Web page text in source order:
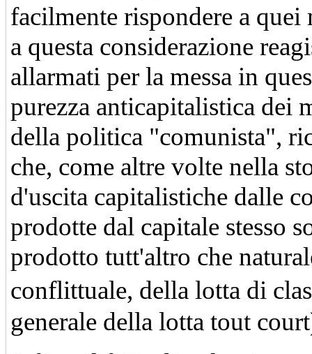
facilmente rispondere a quei
a questa considerazione
allarmati per la messa in
purezza anticapitalistica dei
della politica "comunista",
che, come altre volte nella
d'uscita capitalistiche dalle
prodotte dal capitale stesso
prodotto tutt'altro che
conflittuale, della lotta di
generale della lotta tout